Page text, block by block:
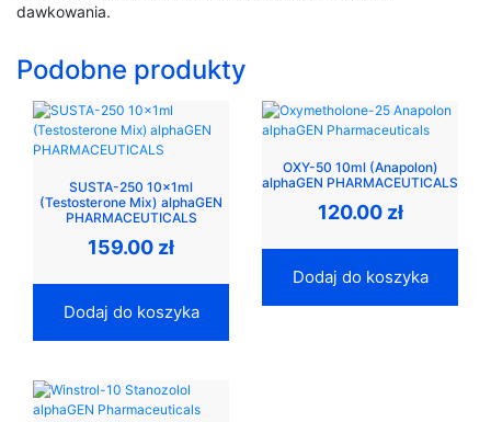
dawkowania.
Podobne produkty
SUSTA-250 10x1ml
(Testosterone Mix) alphaGEN
PHARMACEUTICALS
159.00 zł
Dodaj do koszyka
OXY-50 10ml (Anapolon)
alphaGEN PHARMACEUTICALS
120.00 zł
Dodaj do koszyka